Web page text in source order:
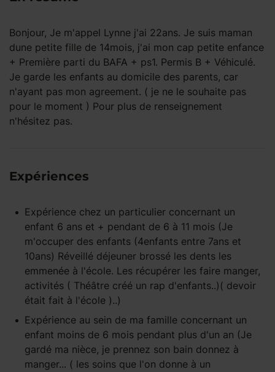
Bonjour, Je m'appel Lynne j'ai 22ans. Je suis maman
dune petite fille de 14mois, j'ai mon cap petite enfance
+ Première parti du BAFA + ps1. Permis B + Véhiculé.
Je garde les enfants au domicile des parents, car
n'ayant pas mon agreement. ( je ne le souhaite pas
pour le moment ) Pour plus de renseignement
n'hésitez pas.
Expériences
Expérience chez un particulier concernant un
enfant 6 ans et + pendant de 6 à 11 mois (Je
m'occuper des enfants (4enfants entre 7ans et
10ans) Réveillé déjeuner brossé les dents les
emmenée à l'école. Les récupérer les faire manger,
activités ( Théâtre créé un rap d'enfants..)( devoir
était fait à l'école )..)
Expérience au sein de ma famille concernant un
enfant moins de 6 mois pendant plus d'un an (Je
gardé ma nièce, je prennez son bain donnez à
manger... ( les soins que l'on donne à un